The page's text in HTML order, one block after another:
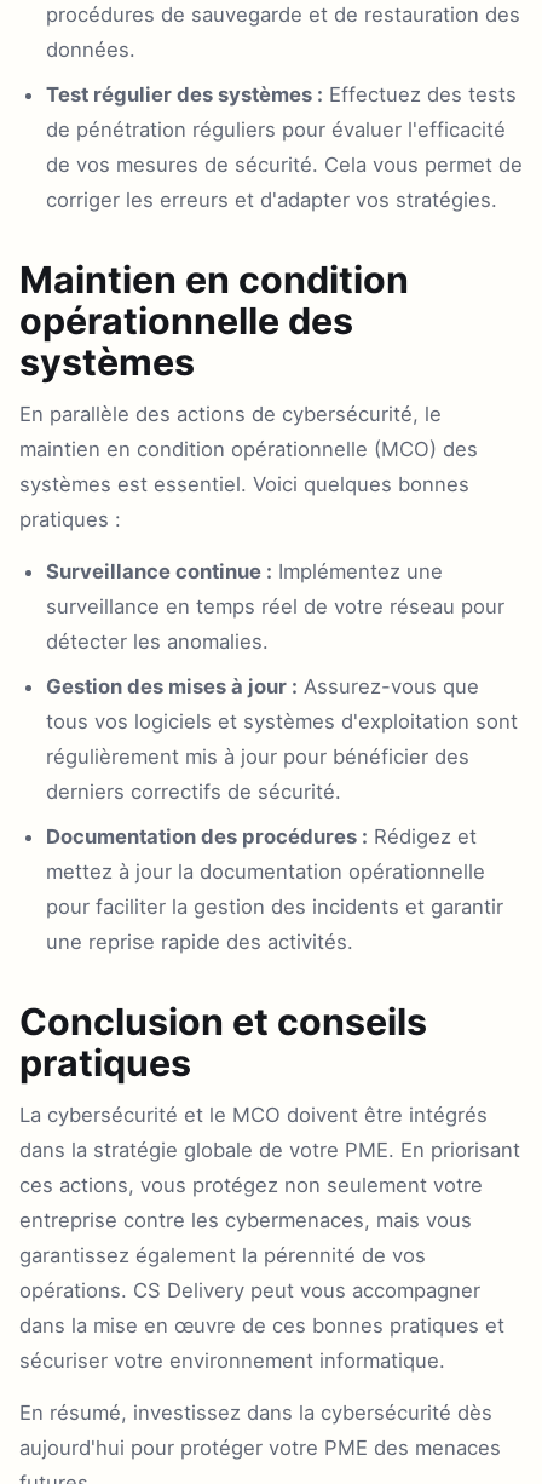
procédures de sauvegarde et de restauration des
données.
Test régulier des systèmes : Effectuez des tests
de pénétration réguliers pour évaluer l'efficacité
de vos mesures de sécurité. Cela vous permet de
corriger les erreurs et d'adapter vos stratégies.
Maintien en condition
opérationnelle des
systèmes
En parallèle des actions de cybersécurité, le
maintien en condition opérationnelle (MCO) des
systèmes est essentiel. Voici quelques bonnes
pratiques :
Surveillance continue : Implémentez une
surveillance en temps réel de votre réseau pour
détecter les anomalies.
Gestion des mises à jour : Assurez-vous que
tous vos logiciels et systèmes d'exploitation sont
régulièrement mis à jour pour bénéficier des
derniers correctifs de sécurité.
Documentation des procédures : Rédigez et
mettez à jour la documentation opérationnelle
pour faciliter la gestion des incidents et garantir
une reprise rapide des activités.
Conclusion et conseils
pratiques
La cybersécurité et le MCO doivent être intégrés
dans la stratégie globale de votre PME. En priorisant
ces actions, vous protégez non seulement votre
entreprise contre les cybermenaces, mais vous
garantissez également la pérennité de vos
opérations. CS Delivery peut vous accompagner
dans la mise en œuvre de ces bonnes pratiques et
sécuriser votre environnement informatique.
En résumé, investissez dans la cybersécurité dès
aujourd'hui pour protéger votre PME des menaces